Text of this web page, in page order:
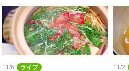
11/6 ライフ 11/2